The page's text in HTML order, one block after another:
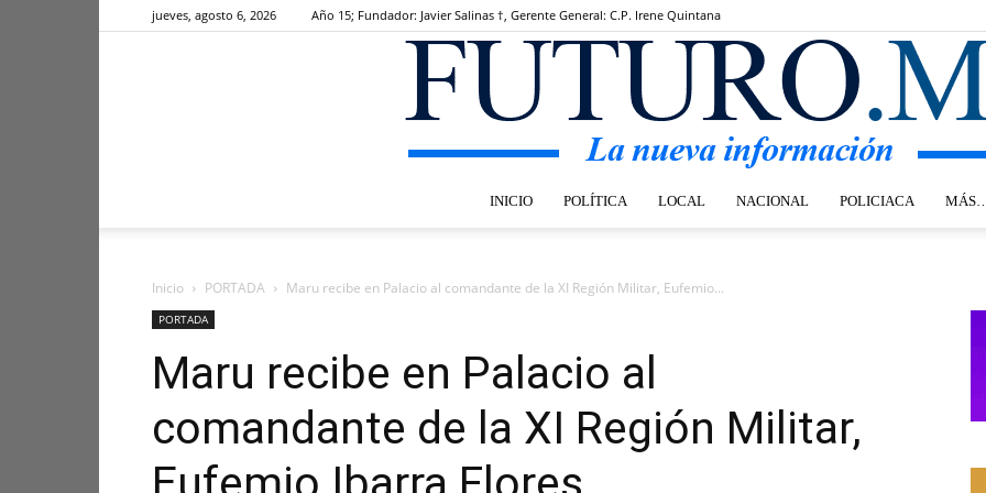
jueves, agosto 6, 2026 Año 15; Fundador: Javier Salinas †, Gerente General: C.P. Irene Quintana
INICIO POLÍTICA LOCAL NACIONAL POLICIACA
Inicio PORTADA Maru recibe en Palacio al comandante de la XI Región Militar, Eufemio...
PORTADA
Maru recibe en Palacio al
comandante de la XI Región Militar,